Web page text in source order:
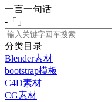
一言一句话
-「
」
分类目录
Blender素材
bootstrap模板
C4D素材
CG素材